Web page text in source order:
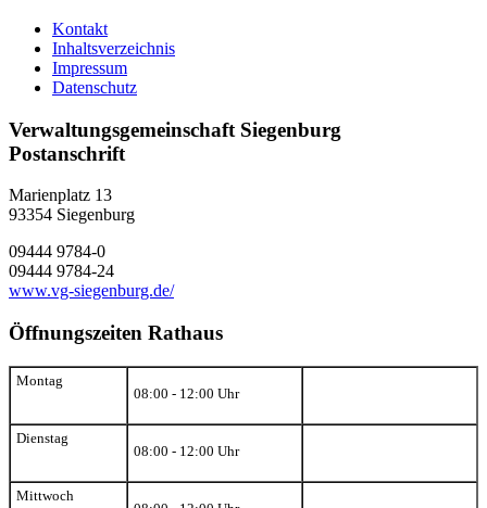
Kontakt
Inhaltsverzeichnis
Impressum
Datenschutz
Verwaltungsgemeinschaft Siegenburg
Postanschrift
Marienplatz 13
93354 Siegenburg
09444 9784-0
09444 9784-24
www.vg-siegenburg.de/
Öffnungszeiten Rathaus
Montag
08:00 - 12:00 Uhr
Dienstag
08:00 - 12:00 Uhr
Mittwoch